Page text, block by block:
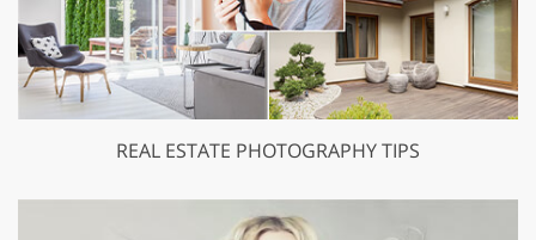
REAL ESTATE PHOTOGRAPHY TIPS